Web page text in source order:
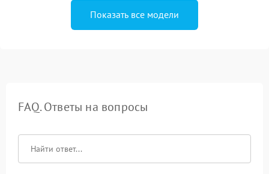
Показать все модели
FAQ. Ответы на вопросы